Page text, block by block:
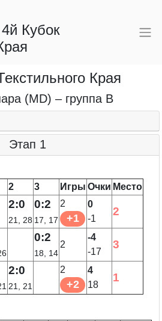
Кубок
Края
(MD) – группа B
Этап 1
2 3 Игры Очки Место
2:0
21, 28
0:2
17, 17
2
+1
0
-1
2
0:2
18, 14
2
-4
-17
3
2:0
21, 21
2
+2
4
18
1